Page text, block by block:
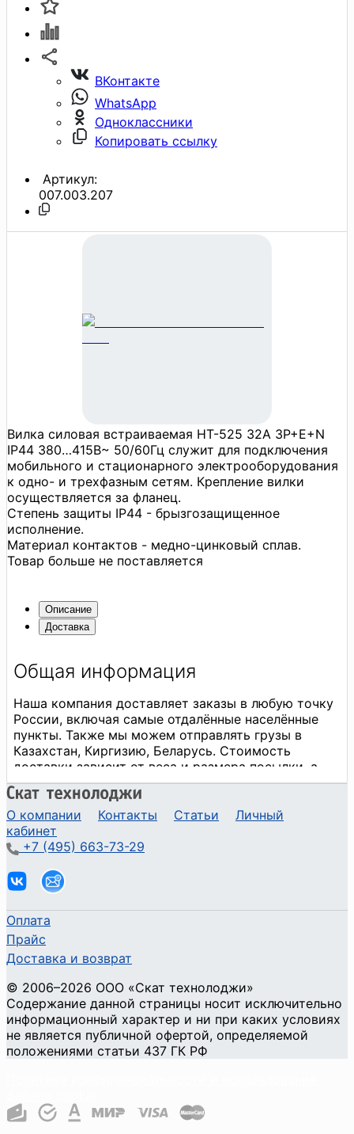
ВКонтакте
WhatsApp
Одноклассники
Копировать ссылку
Артикул:
007.003.207
Вилка силовая встраиваемая HT-525 32А 3P+E+N
IP44 380…415В~ 50/60Гц служит для подключения
мобильного и стационарного электрооборудования
к одно- и трехфазным сетям. Крепление вилки
осуществляется за фланец.
Степень защиты IP44 - брызгозащищенное
исполнение.
Материал контактов - медно-цинковый сплав.
Товар больше не поставляется
Описание
Доставка
О компании Контакты Статьи
Личный
кабинет
+7 (495) 663-73-29
Оплата
Прайс
Доставка и возврат
© 2006–2026 ООО «Скат технолоджи»
Содержание данной страницы носит исключительно
информационный характер и ни при каких условиях
не является публичной офертой, определяемой
положениями статьи 437 ГК РФ